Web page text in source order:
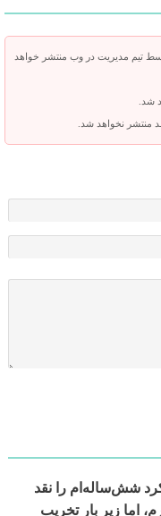
تیم مدیریت در وب منتشر خواهد
شد.
منتشر نخواهد شد.
شش‌ساله‌ام را نقد
اما زیر بار تخریب